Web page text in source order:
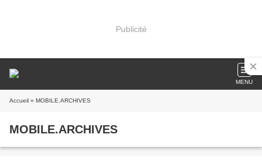
Publicité
MENU
Accueil » MOBILE.ARCHIVES
MOBILE.ARCHIVES